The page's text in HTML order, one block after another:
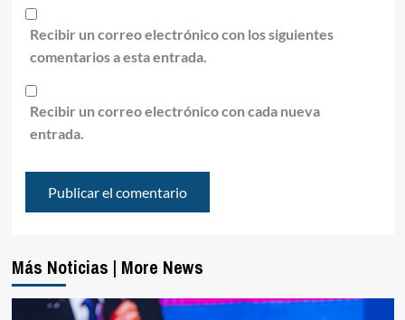
Recibir un correo electrónico con los siguientes
comentarios a esta entrada.
Recibir un correo electrónico con cada nueva
entrada.
Más Noticias | More News